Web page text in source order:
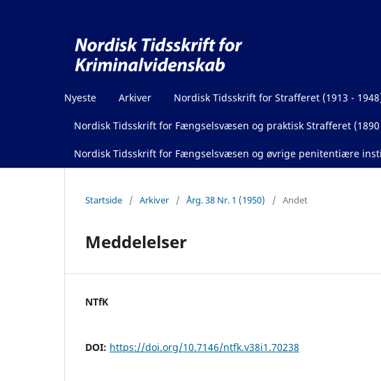
Nyeste Arkiver Nordisk Tidsskrift for Strafferet (1913 -
Nordisk Tidsskrift for Fængselsvæsen og praktisk Strafferet (1890
Nordisk Tidsskrift for Fængselsvæsen og øvrige penitentiære
Startside / Arkiver / Årg. 38 Nr. 1 (1950) / Andet
Meddelelser
NTfK
DOI: https://doi.org/10.7146/ntfk.v38i1.70238